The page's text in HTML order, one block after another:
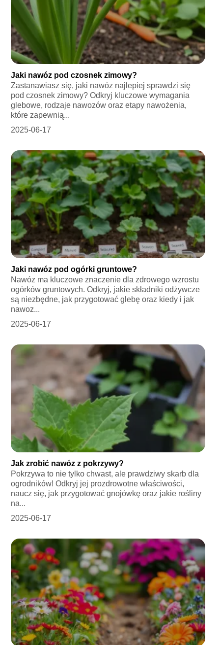
Jaki nawóz pod czosnek zimowy?
Zastanawiasz się, jaki nawóz najlepiej sprawdzi się
pod czosnek zimowy? Odkryj kluczowe wymagania
glebowe, rodzaje nawozów oraz etapy nawożenia,
które zapewnią...
2025-06-17
Jaki nawóz pod ogórki gruntowe?
Nawóz ma kluczowe znaczenie dla zdrowego wzrostu
ogórków gruntowych. Odkryj, jakie składniki odżywcze
są niezbędne, jak przygotować glebę oraz kiedy i jak
nawoz...
2025-06-17
Jak zrobić nawóz z pokrzywy?
Pokrzywa to nie tylko chwast, ale prawdziwy skarb dla
ogrodników! Odkryj jej prozdrowotne właściwości,
naucz się, jak przygotować gnojówkę oraz jakie rośliny
na...
2025-06-17